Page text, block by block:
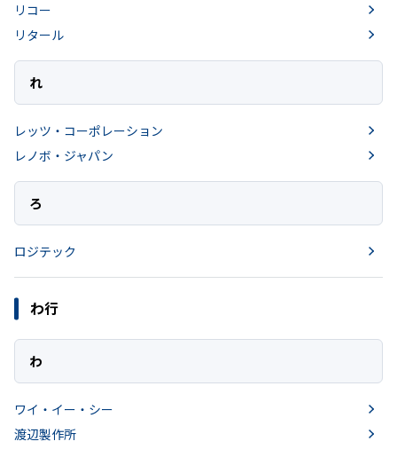
リコー
リタール
れ
レッツ・コーポレーション
レノボ・ジャパン
ろ
ロジテック
わ行
わ
ワイ・イー・シー
渡辺製作所